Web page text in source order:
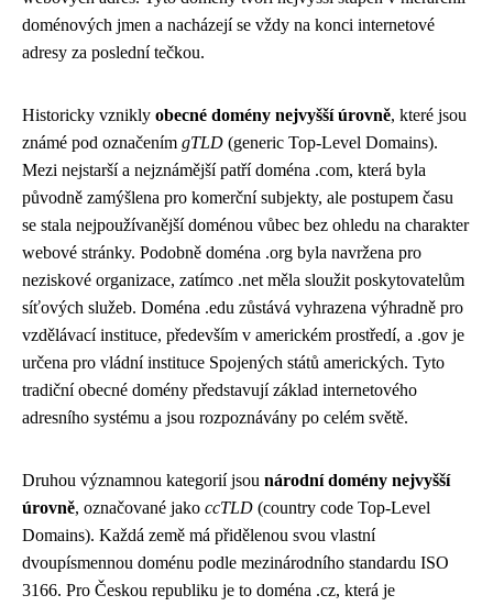
doménových jmen a nacházejí se vždy na konci internetové
adresy za poslední tečkou.
Historicky vznikly obecné domény nejvyšší úrovně, které jsou
známé pod označením gTLD (generic Top-Level Domains).
Mezi nejstarší a nejznámější patří doména .com, která byla
původně zamýšlena pro komerční subjekty, ale postupem času
se stala nejpoužívanější doménou vůbec bez ohledu na charakter
webové stránky. Podobně doména .org byla navržena pro
neziskové organizace, zatímco .net měla sloužit poskytovatelům
síťových služeb. Doména .edu zůstává vyhrazena výhradně pro
vzdělávací instituce, především v americkém prostředí, a .gov je
určena pro vládní instituce Spojených států amerických. Tyto
tradiční obecné domény představují základ internetového
adresního systému a jsou rozpoznávány po celém světě.
Druhou významnou kategorií jsou národní domény nejvyšší
úrovně, označované jako ccTLD (country code Top-Level
Domains). Každá země má přidělenou svou vlastní
dvoupísmennou doménu podle mezinárodního standardu ISO
3166. Pro Českou republiku je to doména .cz, která je